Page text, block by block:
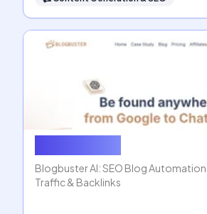
Blogbuster AI: SEO Blog
Traffic & Backlinks